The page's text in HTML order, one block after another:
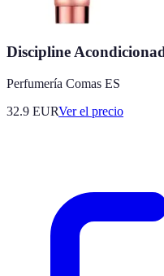
Discipline
Perfumería Comas ES
32.9 EURVer el precio